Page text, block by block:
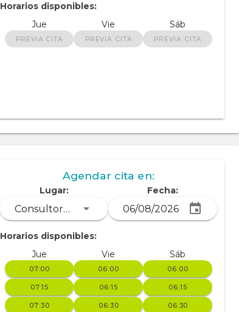
Horarios disponibles:
Jue
PREVIA CITA
Vie
PREVIA CITA
Sáb
PREVIA CITA
Agendar cita en:
Lugar:
Consultorio Dra. Sabina Tipantaxi
Fecha:
Horarios disponibles:
Jue
07:00
07:15
07:30
Vie
06:00
06:15
06:30
Sáb
06:00
06:15
06:30